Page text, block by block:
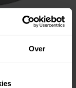
Over